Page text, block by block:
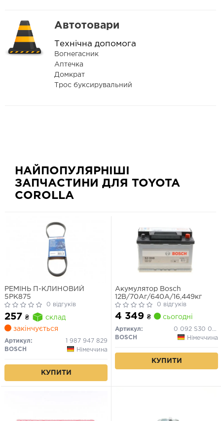
Автотовари
Технічна допомога
Вогнегасник
Аптечка
Домкрат
Трос буксирувальний
НАЙПОПУЛЯРНІШІ
ЗАПЧАСТИНИ ДЛЯ TOYOTA
COROLLA
РЕМІНЬ П-КЛИНОВИЙ
5PK875
0 відгуків
257 ₴
склад
закінчується
Артикул:
1 987 947 829
BOSCH
Німеччина
КУПИТИ
Акумулятор Bosch
12В/70Аг/640А/16,449кг
0 відгуків
4 349 ₴ сьогодні
Артикул:
0 092 S30 080
BOSCH
Німеччина
КУПИТИ